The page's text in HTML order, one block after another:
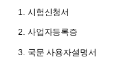
1. 시험신청서
2. 사업자등록증
3. 국문 사용자설명서